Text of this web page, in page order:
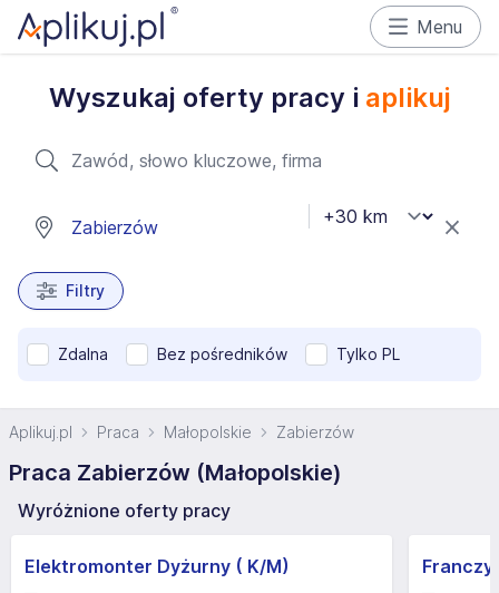
Menu
Wyszukaj oferty pracy i aplikuj
Filtry
Zdalna Bez pośredników Tylko PL
Aplikuj.pl Praca Małopolskie Zabierzów
Praca Zabierzów (Małopolskie)
Wyróżnione oferty pracy
Elektromonter Dyżurny ( K/M)